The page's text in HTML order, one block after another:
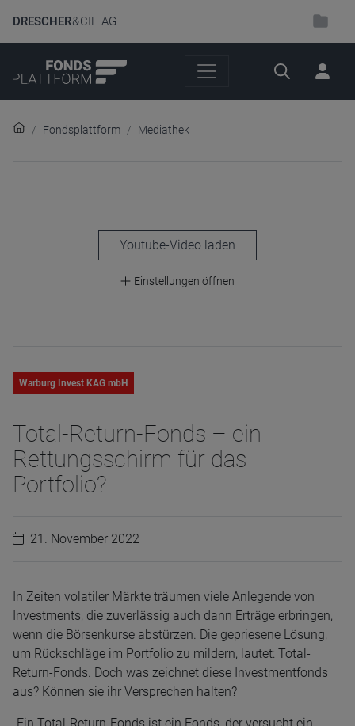
DRESCHER& CIE AG
Suche
Fondsplattform Mediathek
laden
Einstellungen öffnen
Warburg Invest KAG mbH
Total-Return-Fonds – ein
Rettungsschirm für das
Portfolio?
21. November 2022
In Zeiten volatiler Märkte träumen viele Anlegende von
Investments, die zuverlässig auch dann Erträge erbringen,
wenn die Börsenkurse abstürzen. Die gepriesene Lösung,
um Rückschläge im Portfolio zu mildern, lautet: Total-
Return-Fonds. Doch was zeichnet diese Investmentfonds
aus? Können sie ihr Versprechen halten?